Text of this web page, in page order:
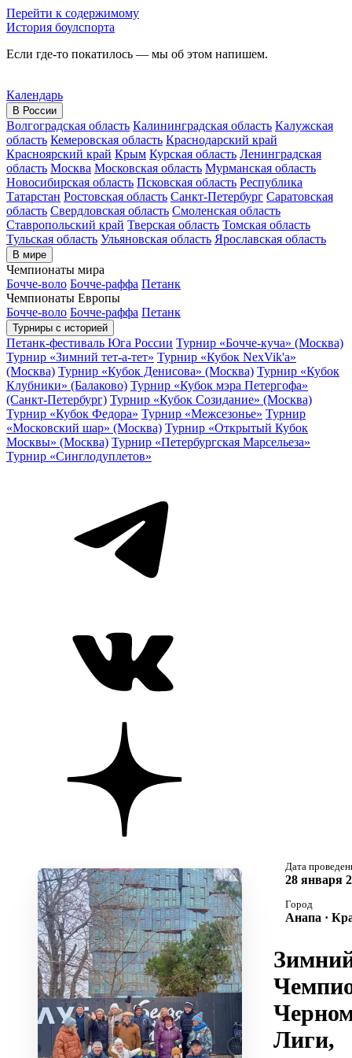
Перейти к содержимому
История боулспорта
Если где-то покатилось — мы об этом напишем.
Календарь
В России
Волгоградская область Калининградская область Калужская
область Кемеровская область Краснодарский край
Красноярский край Крым Курская область Ленинградская
область Москва Московская область Мурманская область
Новосибирская область Псковская область Республика
Татарстан Ростовская область Санкт-Петербург Саратовская
область Свердловская область Смоленская область
Ставропольский край Тверская область Томская область
Тульская область Ульяновская область Ярославская область
В мире
Чемпионаты мира
Бочче-воло Бочче-раффа Петанк
Чемпионаты Европы
Бочче-воло Бочче-раффа Петанк
Турниры с историей
Петанк-фестиваль Юга России Турнир «Бочче-куча» (Москва)
Турнир «Зимний тет-а-тет» Турнир «Кубок NexVik'a»
(Москва) Турнир «Кубок Денисова» (Москва) Турнир «Кубок
Клубники» (Балаково) Турнир «Кубок мэра Петергофа»
(Санкт-Петербург) Турнир «Кубок Созидание» (Москва)
Турнир «Кубок Федора» Турнир «Межсезонье» Турнир
«Московский шар» (Москва) Турнир «Открытый Кубок
Москвы» (Москва) Турнир «Петербургская Марсельеза»
Турнир «Синглодуплетов»
Дата
28 января
Город
Анапа ·
Лиги,